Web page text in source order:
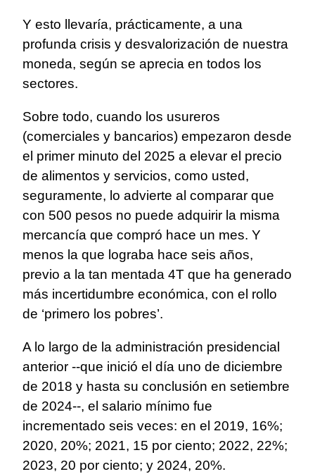
Y esto llevaría, prácticamente, a una
profunda crisis y desvalorización de nuestra
moneda, según se aprecia en todos los
sectores.
Sobre todo, cuando los usureros
(comerciales y bancarios) empezaron desde
el primer minuto del 2025 a elevar el precio
de alimentos y servicios, como usted,
seguramente, lo advierte al comparar que
con 500 pesos no puede adquirir la misma
mercancía que compró hace un mes. Y
menos la que lograba hace seis años,
previo a la tan mentada 4T que ha generado
más incertidumbre económica, con el rollo
de ‘primero los pobres’.
A lo largo de la administración presidencial
anterior --que inició el día uno de diciembre
de 2018 y hasta su conclusión en setiembre
de 2024--, el salario mínimo fue
incrementado seis veces: en el 2019, 16%;
2020, 20%; 2021, 15 por ciento; 2022, 22%;
2023, 20 por ciento; y 2024, 20%.